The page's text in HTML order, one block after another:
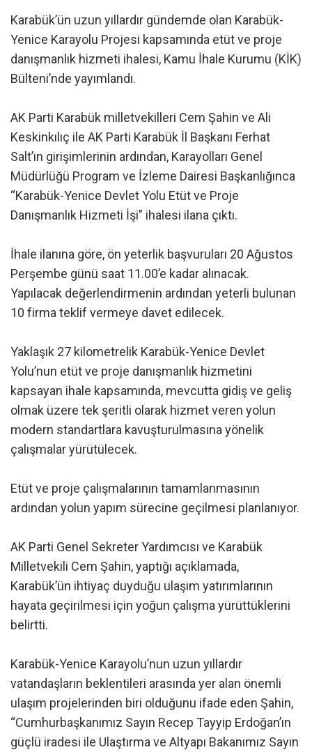
Karabük’ün uzun yıllardır gündemde olan Karabük-
Yenice Karayolu Projesi kapsamında etüt ve proje
danışmanlık hizmeti ihalesi, Kamu İhale Kurumu (KİK)
Bülteni’nde yayımlandı.
AK Parti Karabük milletvekilleri Cem Şahin ve Ali
Keskinkılıç ile AK Parti Karabük İl Başkanı Ferhat
Salt’ın girişimlerinin ardından, Karayolları Genel
Müdürlüğü Program ve İzleme Dairesi Başkanlığınca
“Karabük-Yenice Devlet Yolu Etüt ve Proje
Danışmanlık Hizmeti İşi” ihalesi ilana çıktı.
İhale ilanına göre, ön yeterlik başvuruları 20 Ağustos
Perşembe günü saat 11.00’e kadar alınacak.
Yapılacak değerlendirmenin ardından yeterli bulunan
10 firma teklif vermeye davet edilecek.
Yaklaşık 27 kilometrelik Karabük-Yenice Devlet
Yolu’nun etüt ve proje danışmanlık hizmetini
kapsayan ihale kapsamında, mevcutta gidiş ve geliş
olmak üzere tek şeritli olarak hizmet veren yolun
modern standartlara kavuşturulmasına yönelik
çalışmalar yürütülecek.
Etüt ve proje çalışmalarının tamamlanmasının
ardından yolun yapım sürecine geçilmesi planlanıyor.
AK Parti Genel Sekreter Yardımcısı ve Karabük
Milletvekili Cem Şahin, yaptığı açıklamada,
Karabük’ün ihtiyaç duyduğu ulaşım yatırımlarının
hayata geçirilmesi için yoğun çalışma yürüttüklerini
belirtti.
Karabük-Yenice Karayolu’nun uzun yıllardır
vatandaşların beklentileri arasında yer alan önemli
ulaşım projelerinden biri olduğunu ifade eden Şahin,
“Cumhurbaşkanımız Sayın Recep Tayyip Erdoğan’ın
güçlü iradesi ile Ulaştırma ve Altyapı Bakanımız Sayın